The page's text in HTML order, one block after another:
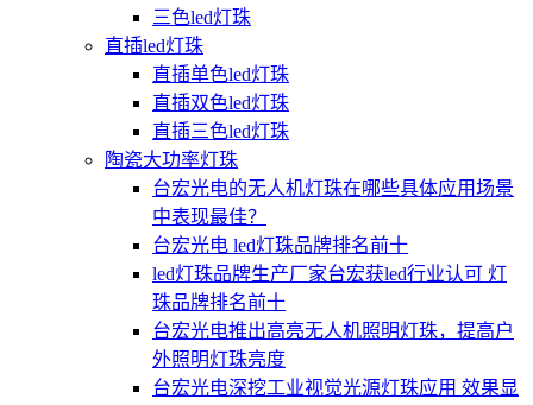
三色led灯珠
直插led灯珠
直插单色led灯珠
直插双色led灯珠
直插三色led灯珠
陶瓷大功率灯珠
台宏光电的无人机灯珠在哪些具体应用场景
中表现最佳？
台宏光电 led灯珠品牌排名前十
led灯珠品牌生产厂家台宏获led行业认可 灯
珠品牌排名前十
台宏光电推出高亮无人机照明灯珠，提高户
外照明灯珠亮度
台宏光电深挖工业视觉光源灯珠应用 效果显